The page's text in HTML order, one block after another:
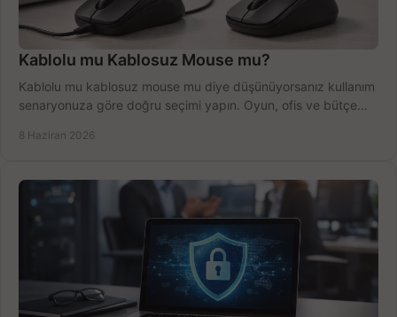
Kablolu mu Kablosuz Mouse mu?
Kablolu mu kablosuz mouse mu diye düşünüyorsanız kullanım
senaryonuza göre doğru seçimi yapın. Oyun, ofis ve bütçe
8 Haziran 2026